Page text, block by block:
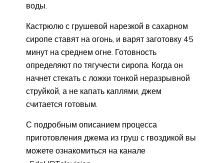
воды.
Кастрюлю с грушевой нарезкой в сахарном
сиропе ставят на огонь, и варят заготовку 45
минут на среднем огне. Готовность
определяют по тягучести сиропа. Когда он
начнет стекать с ложки тонкой неразрывной
струйкой, а не капать каплями, джем
считается готовым.
С подробным описанием процесса
приготовления джема из груш с гвоздикой вы
можете ознакомиться на канале